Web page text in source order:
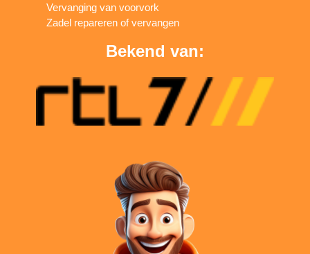
Vervanging van voorvork
Zadel repareren of vervangen
Bekend van: